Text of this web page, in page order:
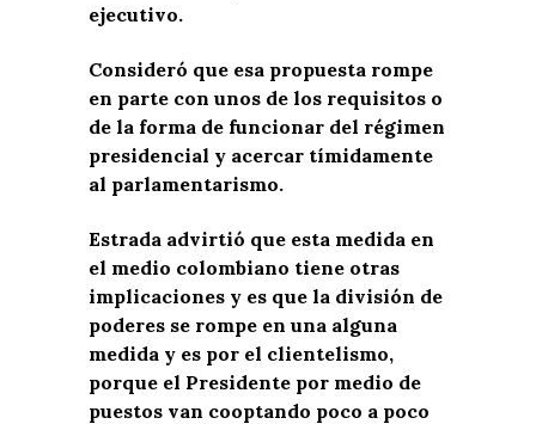
ejecutivo.
Consideró que esa propuesta rompe
en parte con unos de los requisitos o
de la forma de funcionar del régimen
presidencial y acercar tímidamente
al parlamentarismo.
Estrada advirtió que esta medida en
el medio colombiano tiene otras
implicaciones y es que la división de
poderes se rompe en una alguna
medida y es por el clientelismo,
porque el Presidente por medio de
puestos van cooptando poco a poco